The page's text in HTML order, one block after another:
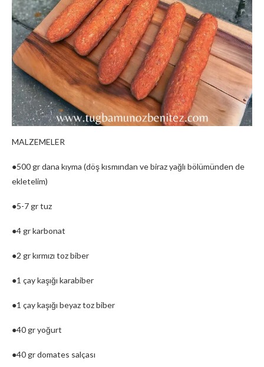
MALZEMELER
●500 gr dana kıyma (döş kısmından ve biraz yağlı bölümünden de
ekletelim)
●5-7 gr tuz
●4 gr karbonat
●2 gr kırmızı toz biber
●1 çay kaşığı karabiber
●1 çay kaşığı beyaz toz biber
●40 gr yoğurt
●40 gr domates salçası